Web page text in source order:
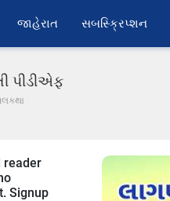
જાહેરાત સબસ્ક્રિપ્શન
પીડીએફ
reader
Signup